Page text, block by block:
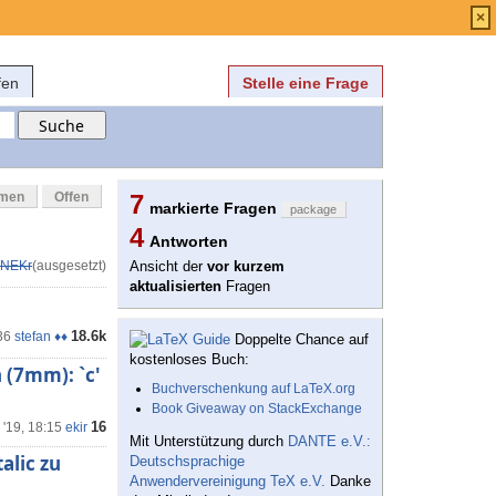
Stelle eine Frage
Offen
(ausgesetzt)
stefan ♦♦ 18.6k
`c'
18:15 ekir 16
zu
7 markierte Fragen package
4 Antworten
Ansicht der vor kurzem
aktualisierten Fragen
Doppelte Chance auf
kostenloses Buch:
Buchverschenkung auf LaTeX.org
Book Giveaway on StackExchange
Mit Unterstützung durch DANTE e.V.:
Deutschsprachige
Anwendervereinigung TeX e.V. Danke
×